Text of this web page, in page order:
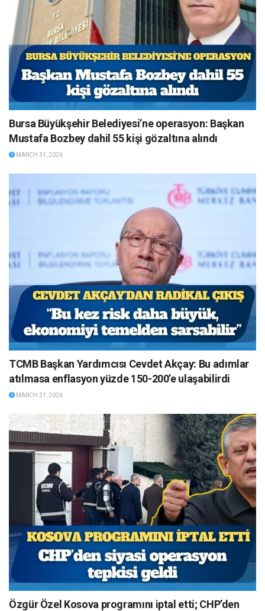
Bursa Büyükşehir Belediyesi’ne operasyon: Başkan
Mustafa Bozbey dahil 55 kişi gözaltına alındı
MARCH 31, 2026
TCMB Başkan Yardımcısı Cevdet Akçay: Bu adımlar
atılmasa enflasyon yüzde 150-200’e ulaşabilirdi
MARCH 31, 2026
Özgür Özel Kosova programını iptal etti; CHP’den